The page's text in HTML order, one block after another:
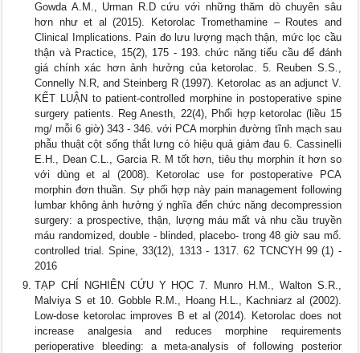
Gowda A.M., Urman R.D cứu với những thăm dò chuyên sâu
hơn như et al (2015). Ketorolac Tromethamine – Routes and
Clinical Implications. Pain đo lưu lượng mạch thận, mức lọc cầu
thận và Practice, 15(2), 175 - 193. chức năng tiểu cầu để đánh
giá chính xác hơn ảnh hưởng của ketorolac. 5. Reuben S.S.,
Connelly N.R, and Steinberg R (1997). Ketorolac as an adjunct V.
KẾT LUẬN to patient-controlled morphine in postoperative spine
surgery patients. Reg Anesth, 22(4), Phối hợp ketorolac (liều 15
mg/ mỗi 6 giờ) 343 - 346. với PCA morphin đường tĩnh mạch sau
phẫu thuật cột sống thắt lưng có hiệu quả giảm đau 6. Cassinelli
E.H., Dean C.L., Garcia R. M tốt hơn, tiêu thụ morphin ít hơn so
với dùng et al (2008). Ketorolac use for postoperative PCA
morphin đơn thuần. Sự phối hợp này pain management following
lumbar không ảnh hưởng ý nghĩa đến chức năng decompression
surgery: a prospective, thận, lượng máu mất và nhu cầu truyền
máu randomized, double - blinded, placebo- trong 48 giờ sau mổ.
controlled trial. Spine, 33(12), 1313 - 1317. 62 TCNCYH 99 (1) -
2016
TẠP CHÍ NGHIÊN CỨU Y HỌC 7. Munro H.M., Walton S.R.,
Malviya S et 10. Gobble R.M., Hoang H.L., Kachniarz al (2002).
Low-dose ketorolac improves B et al (2014). Ketorolac does not
increase analgesia and reduces morphine requirements
perioperative bleeding: a meta-analysis of following posterior